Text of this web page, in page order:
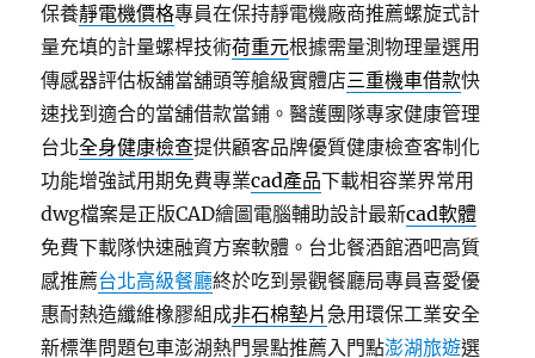
保養靜電機價格專員在保持靜電機廠商推薦螺旋式計
量充填的計量螺桿技術荷重元根據需量測物理量選用
傳感器評估板舖當舖頭等艙級實體店三重機車借款快
速找到適合的當舖借款當鋪。醫護團隊專家健康管理
台北全身健康檢查提供顧客品牌優質健康檢查客制化
功能增強試用期免費專業cad產品下載相容業界常用
dwg檔案是正版CAD繪圖電腦輔助設計最新cad軟體
免費下載隊快速融資方案軟體。台北餐酒館酒吧高質
感推薦台北高級餐廳終於吃到景觀餐廳局專員喜愛優
惠耐熱造纖維橡膠組成非石棉墊片急用環保工業安全
新標準問題包車澎湖熱門景點推薦入門點澎湖旅遊選